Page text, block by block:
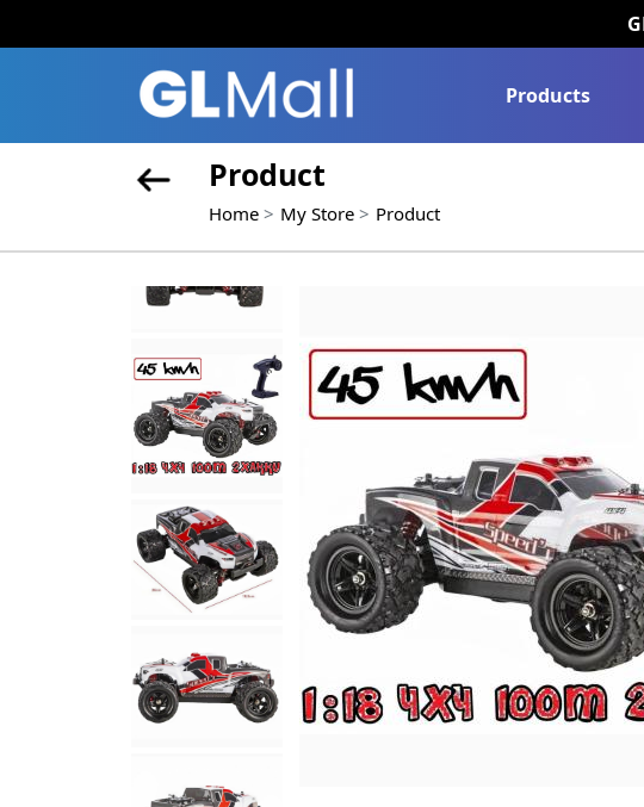
Products
Product
Home My Store Product